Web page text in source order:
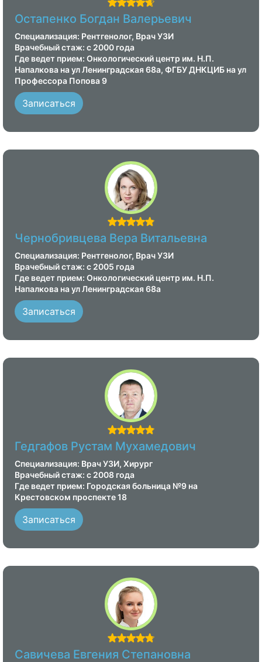
условии, что врач не дал других
рекомендаций по дню цикла.
Остапенко Богдан Валерьевич
Специализация: Рентгенолог, Врач УЗИ
Врачебный стаж: с 2000 года
Где ведет прием: Онкологический центр им. Н.П.
Напалкова на ул Ленинградская 68а, ФГБУ ДНКЦИБ на ул
Профессора Попова 9
Записаться
Чернобривцева Вера Витальевна
Специализация: Рентгенолог, Врач УЗИ
Врачебный стаж: с 2005 года
Где ведет прием: Онкологический центр им. Н.П.
Напалкова на ул Ленинградская 68а
Записаться
Гедгафов Рустам Мухамедович
Специализация: Врач УЗИ, Хирург
Врачебный стаж: с 2008 года
Где ведет прием: Городская больница №9 на
Крестовском проспекте 18
Записаться
Савичева Евгения Степановна